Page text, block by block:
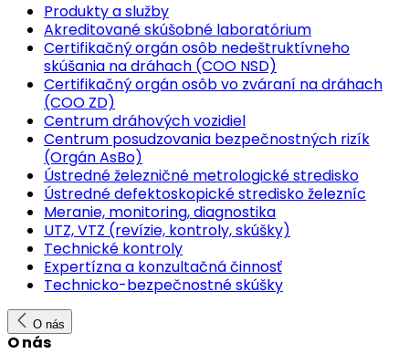
Produkty a služby
Akreditované skúšobné laboratórium
Certifikačný orgán osôb nedeštruktívneho
skúšania na dráhach (COO NSD)
Certifikačný orgán osôb vo zváraní na dráhach
(COO ZD)
Centrum dráhových vozidiel
Centrum posudzovania bezpečnostných rizík
(Orgán AsBo)
Ústredné železničné metrologické stredisko
Ústredné defektoskopické stredisko železníc
Meranie, monitoring, diagnostika
UTZ, VTZ (revízie, kontroly, skúšky)
Technické kontroly
Expertízna a konzultačná činnosť
Technicko-bezpečnostné skúšky
O nás
O nás